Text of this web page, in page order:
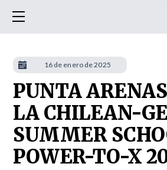
PUNTA
LA CHILEAN-
SUMMER
POWER-TO-X
16 de enero de 2025